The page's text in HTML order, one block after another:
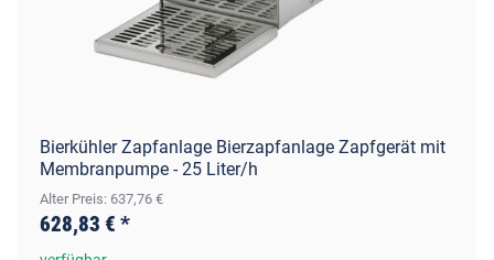
Bierkühler Zapfanlage Bierzapfanlage Zapfgerät mit
Membranpumpe - 25 Liter/h
Alter Preis: 637,76 €
628,83 € *